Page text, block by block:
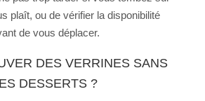
plaît, ou de vérifier la disponibilité
de vous déplacer.
DES VERRINES SANS
DESSERTS ?